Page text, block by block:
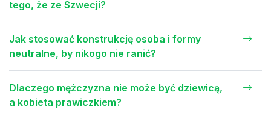
tego, że ze Szwecji?
Jak stosować konstrukcję osoba i formy
neutralne, by nikogo nie ranić?
Dlaczego mężczyzna nie może być dziewicą,
a kobieta prawiczkiem?